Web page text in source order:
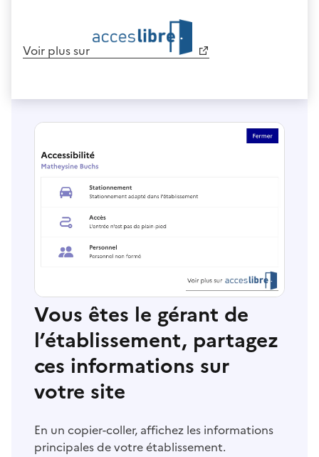
Voir plus sur
Vous êtes le gérant de
l’établissement, partagez
ces informations sur
votre site
En un copier-coller, affichez les informations
principales de votre établissement.